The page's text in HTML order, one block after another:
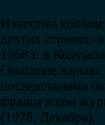
Известны
других странах:
1968 г. в
Описание
последствиями
французском
(1978. Декабрь).